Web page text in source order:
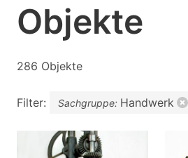
Objekte
286 Objekte
Filter: Sachgruppe: Handwerk